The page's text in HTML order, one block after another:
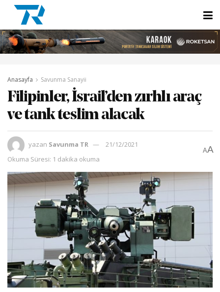
Anasayfa Savunma Sanayii
Filipinler, İsrail’den zırhlı araç
ve tank teslim alacak
yazan Savunma TR
21/12/2021
Okuma Süresi: 1 dakika okuma
AA